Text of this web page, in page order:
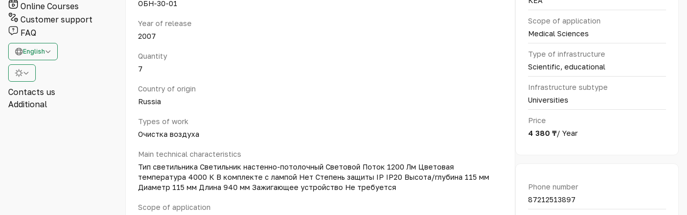
Online Courses
Customer support
FAQ
English
Contacts us
Additional
ОБН-30-01
Year of release
2007
Quantity
7
Country of origin
Russia
Types of work
Очистка воздуха
Main technical characteristics
Тип светильника Светильник настенно-потолочный Световой Поток 1200 Лм Цветовая
температура 4000 К В комплекте с лампой Нет Степень защиты IP IP20 Высота/глубина 115 мм
Диаметр 115 мм Длина 940 мм Зажигающее устройство Не требуется
Scope of application
Scope of application
Medical Sciences
Type of infrastructure
Scientific, educational
Infrastructure subtype
Universities
Price
4 380 ₸/ Year
Phone number
87212513897